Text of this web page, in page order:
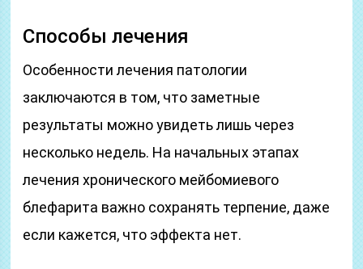
Способы лечения
Особенности лечения патологии
заключаются в том, что заметные
результаты можно увидеть лишь через
несколько недель. На начальных этапах
лечения хронического мейбомиевого
блефарита важно сохранять терпение, даже
если кажется, что эффекта нет.